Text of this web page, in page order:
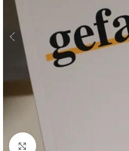
Click to enlarge